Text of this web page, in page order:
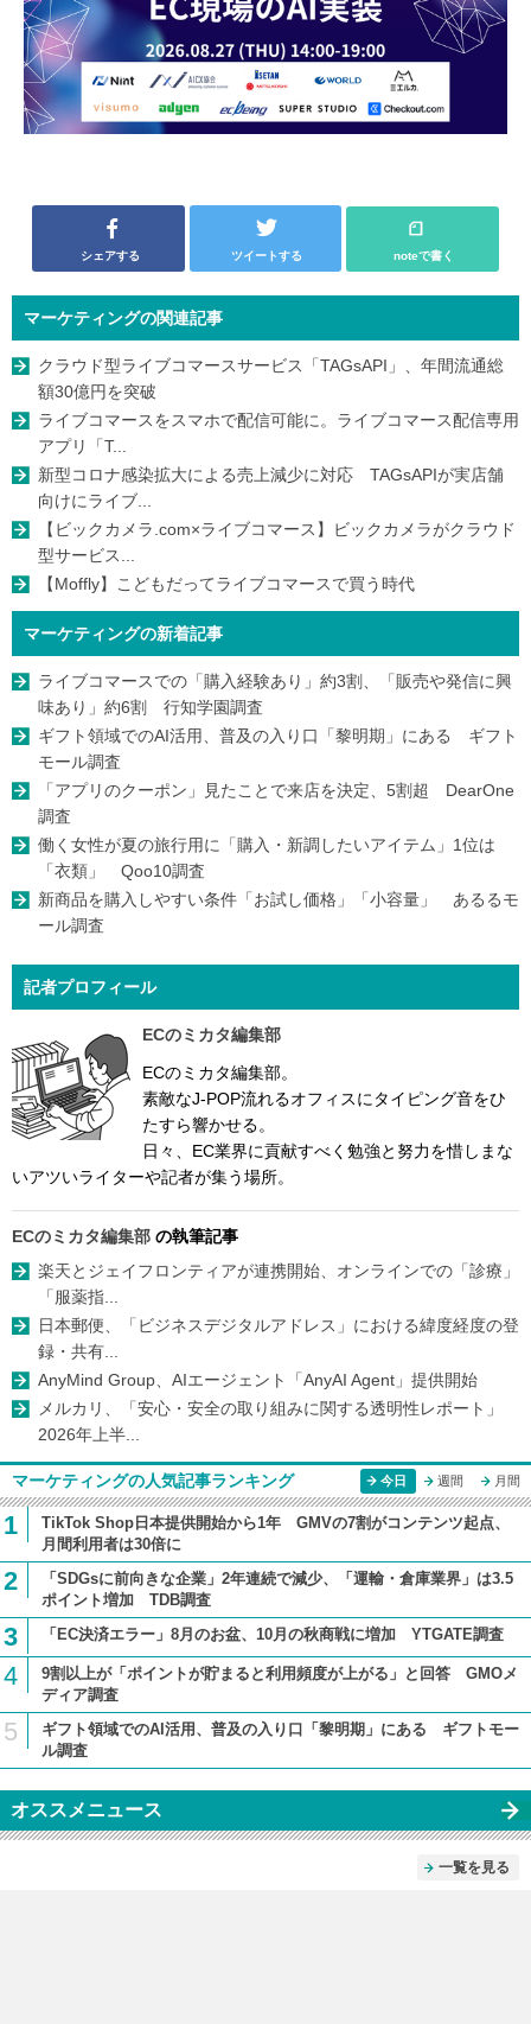
シェアする ツイートする noteで書く
マーケティングの関連記事
クラウド型ライブコマースサービス「TAGsAPI」、年間流通総
額30億円を突破
ライブコマースをスマホで配信可能に。ライブコマース配信専用
アプリ「T...
新型コロナ感染拡大による売上減少に対応 TAGsAPIが実店舗
向けにライブ...
【ビックカメラ.com×ライブコマース】ビックカメラがクラウド
型サービス...
【Moffly】こどもだってライブコマースで買う時代
マーケティングの新着記事
ライブコマースでの「購入経験あり」約3割、「販売や発信に興
味あり」約6割 行知学園調査
ギフト領域でのAI活用、普及の入り口「黎明期」にある ギフト
モール調査
「アプリのクーポン」見たことで来店を決定、5割超 DearOne
調査
働く女性が夏の旅行用に「購入・新調したいアイテム」1位は
「衣類」 Qoo10調査
新商品を購入しやすい条件「お試し価格」「小容量」 あるるモ
ール調査
記者プロフィール
ECのミカタ編集部
ECのミカタ編集部。
素敵なJ-POP流れるオフィスにタイピング音をひ
たすら響かせる。
日々、EC業界に貢献すべく勉強と努力を惜しまな
いアツいライターや記者が集う場所。
ECのミカタ編集部 の執筆記事
楽天とジェイフロンティアが連携開始、オンラインでの「診療」
「服薬指...
日本郵便、「ビジネスデジタルアドレス」における緯度経度の登
録・共有...
AnyMind Group、AIエージェント「AnyAI Agent」提供開始
メルカリ、「安心・安全の取り組みに関する透明性レポート」
2026年上半...
マーケティングの人気記事ランキング 今日 週間 月間
1
TikTok Shop日本提供開始から1年 GMVの7割がコンテンツ起点、
月間利用者は30倍に
2
「SDGsに前向きな企業」2年連続で減少、「運輸・倉庫業界」は3.5
ポイント増加 TDB調査
3 「EC決済エラー」8月のお盆、10月の秋商戦に増加 YTGATE調査
4
9割以上が「ポイントが貯まると利用頻度が上がる」と回答 GMOメ
ディア調査
5
ギフト領域でのAI活用、普及の入り口「黎明期」にある ギフトモー
ル調査
オススメニュース
一覧を見る